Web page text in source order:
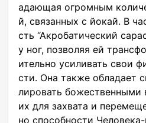
адающая огромным
й, связанных с йокай. В
сть “Акробатический
у ног, позволяя ей
ительно усиливать свои
сти. Она также обладает
лировать божественными
их для захвата и
но способности